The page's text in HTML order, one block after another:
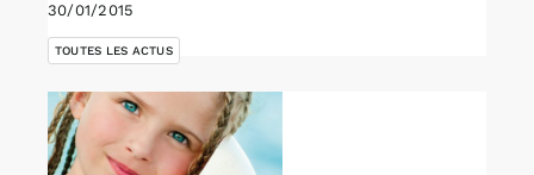
30/01/2015
TOUTES LES ACTUS